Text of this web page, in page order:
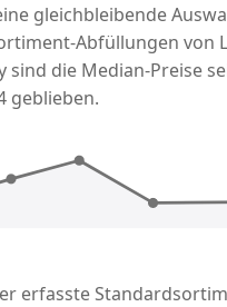
gleichbleibende
Abfüllungen von
sind die Median-Preise
geblieben.
erfasste